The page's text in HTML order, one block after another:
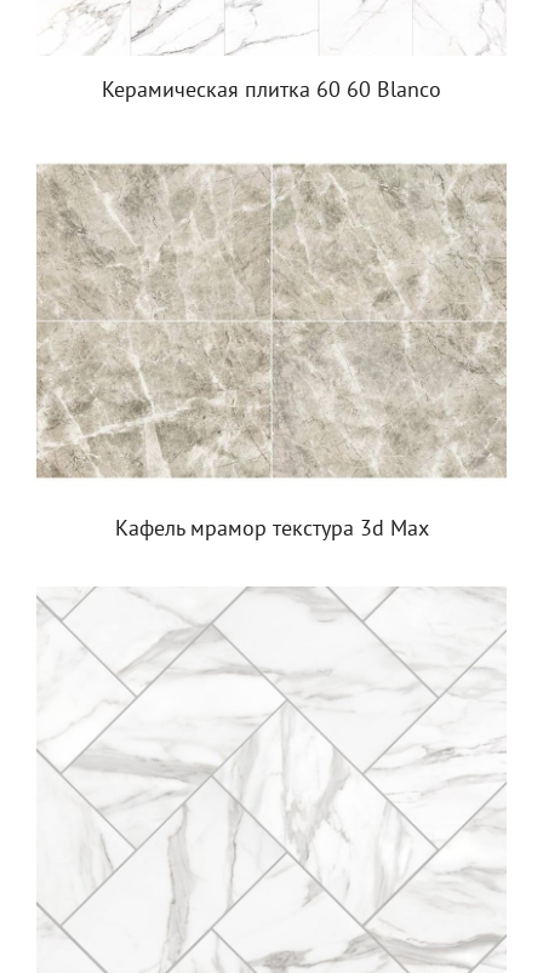
Керамическая плитка 60 60 Blanco
Кафель мрамор текстура 3d Max